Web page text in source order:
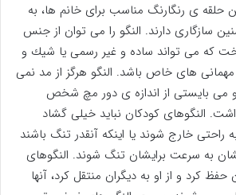
حلقه ی رنگارنگ مناسب برای خانم ها، به
سازگاری دارند. النگو را می توان از جنس
كه می تواند ساده و غیر رسمی یا شیك و
های خاص باشد. النگو هرگز از مد نمی
می بایستی از اندازه ی دور مچ شخص
النگوهای كودكان نباید خیلی گشاد
راحتی خارج شوند یا اینكه آنقدر تنگ باشند
به سرعت برایشان تنگ شوند. النگوهای
كرد و از او به دیگران منتقل كرد، آنها